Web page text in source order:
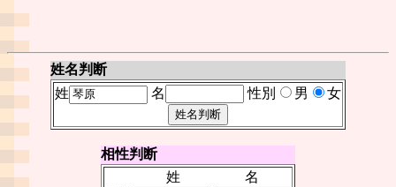
姓名判断
姓
名 性別 男 女
相性判断
姓
名